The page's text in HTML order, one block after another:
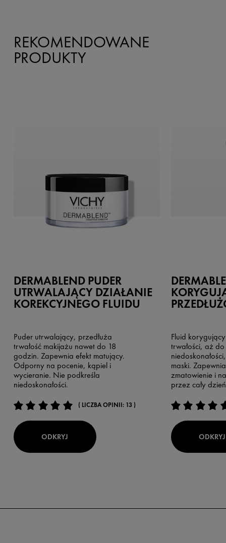
REKOMENDOWANE
PRODUKTY
DERMABLEND PUDER
UTRWALAJĄCY DZIAŁANIE
KOREKCYJNEGO FLUIDU
Puder utrwalający, przedłuża
trwałość makijażu nawet do 18
godzin. Zapewnia efekt matujący.
Odporny na pocenie, kąpiel i
wycieranie. Nie podkreśla
niedoskonałości.
( LICZBA OPINII: 13 )
ODKRYJ
Fluid
trwałości, aż
maski.
zmatowienie i
przez cały
ODKRYJ